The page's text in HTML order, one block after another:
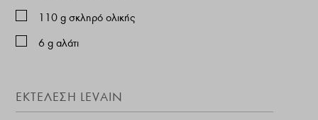
110 g σκληρό ολικής
6 g αλάτι
ΕΚΤΕΛΕΣΗ LEVAIN